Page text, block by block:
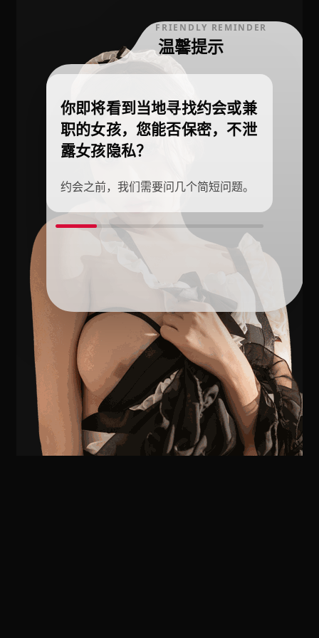
FRIENDLY REMINDER
温馨提示
你即将看到当地寻找约会或兼
职的女孩，您能否保密，不泄
露女孩隐私？
约会之前，我们需要问几个简短问题。